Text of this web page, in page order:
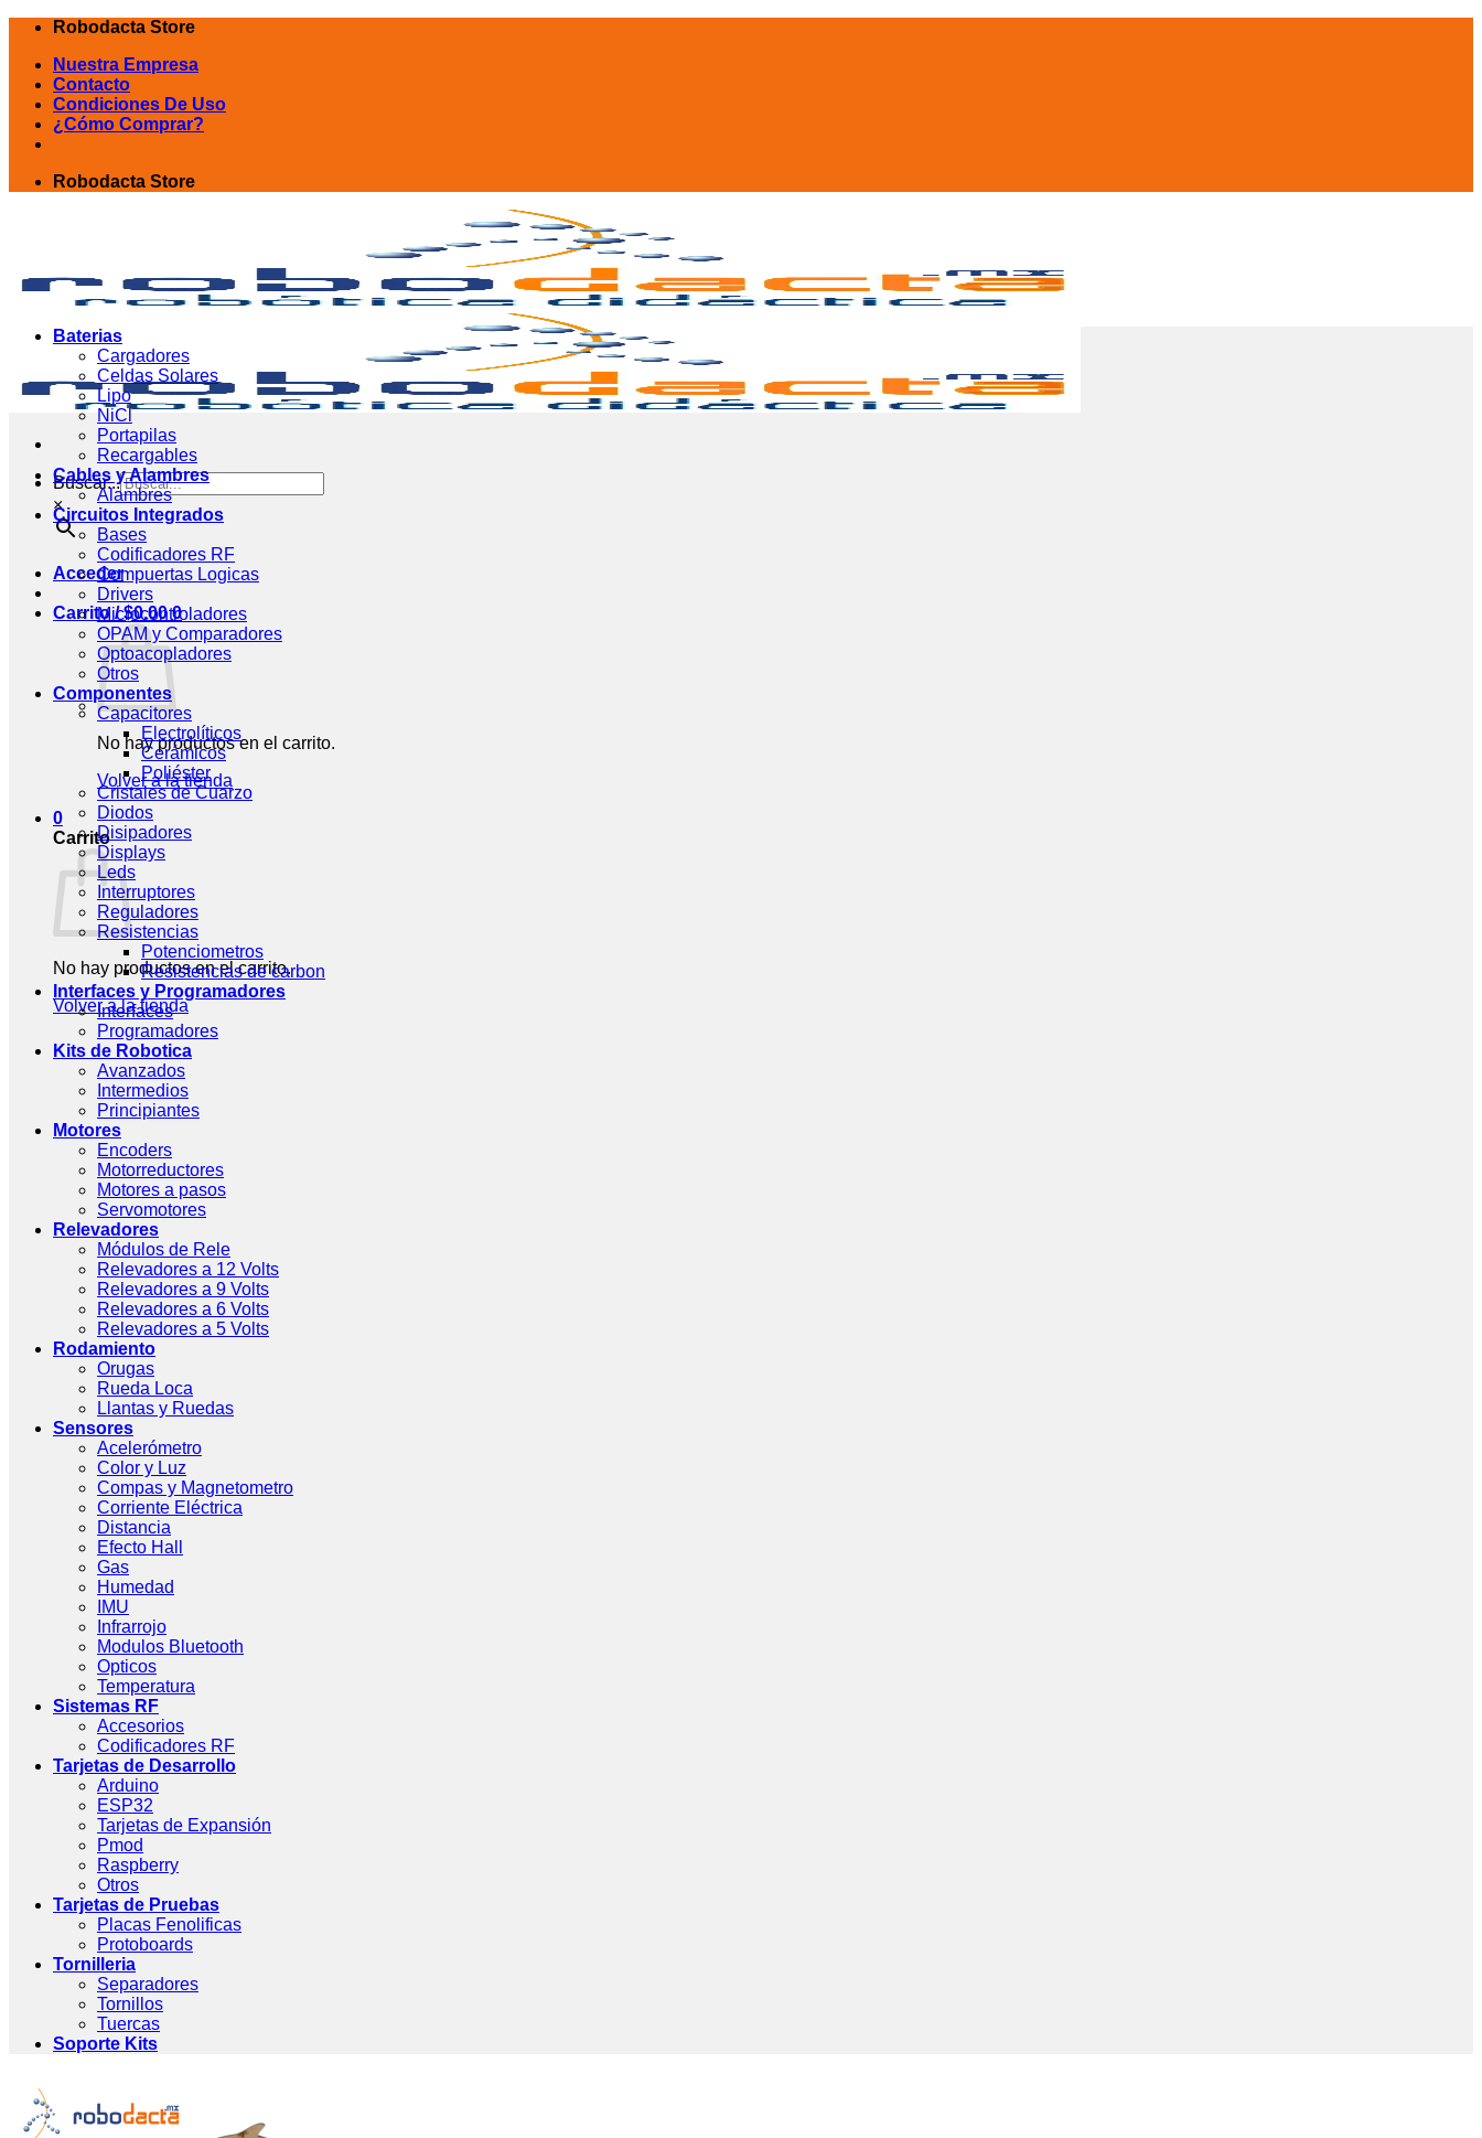
Skip
content
Robodacta Store
Nuestra Empresa
Contacto
Condiciones De Uso
¿Cómo Comprar?
Robodacta Store
Buscar...
×
Acceder
Carrito /$0.00 0
No hay productos en el carrito.
Volver a la tienda
0
Carrito
No hay productos en el carrito.
Volver a la tienda
Baterias
Cargadores
Celdas Solares
Lipo
NiCl
Portapilas
Recargables
Cables y Alambres
Alambres
Circuitos Integrados
Bases
Codificadores RF
Compuertas Logicas
Drivers
Microcontroladores
OPAM y Comparadores
Optoacopladores
Otros
Componentes
Capacitores
Electrolíticos
Cerámicos
Poliéster
Cristales de Cuarzo
Diodos
Disipadores
Displays
Leds
Interruptores
Reguladores
Resistencias
Potenciometros
Resistencias de carbon
Interfaces y Programadores
Interfaces
Programadores
Kits de Robotica
Avanzados
Intermedios
Principiantes
Motores
Encoders
Motorreductores
Motores a pasos
Servomotores
Relevadores
Módulos de Rele
Relevadores a 12 Volts
Relevadores a 9 Volts
Relevadores a 6 Volts
Relevadores a 5 Volts
Rodamiento
Orugas
Rueda Loca
Llantas y Ruedas
Sensores
Acelerómetro
Color y Luz
Compas y Magnetometro
Corriente Eléctrica
Distancia
Efecto Hall
Gas
Humedad
IMU
Infrarrojo
Modulos Bluetooth
Opticos
Temperatura
Sistemas RF
Accesorios
Codificadores RF
Tarjetas de Desarrollo
Arduino
ESP32
Tarjetas de Expansión
Pmod
Raspberry
Otros
Tarjetas de Pruebas
Placas Fenolificas
Protoboards
Tornilleria
Separadores
Tornillos
Tuercas
Soporte Kits